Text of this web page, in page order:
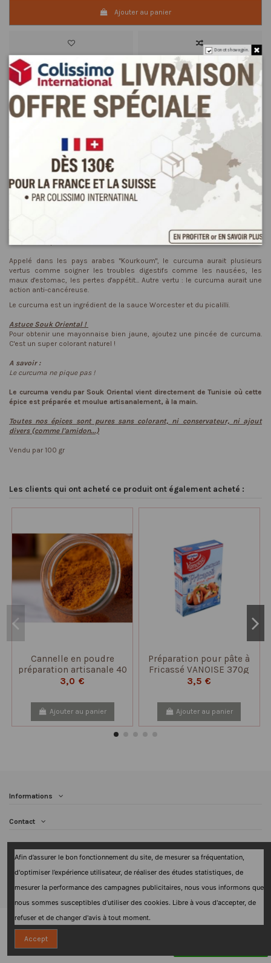
Ajouter au panier
Le curcuma ou curcumin est muscadé et poivré. Il est musqué et doux. Sa
principale caractéristique est son colorant jaune appelé curcumine. C'est
pourquoi il est souvent appelé "Safran Bourbon" ou "Safran des Indes".
Très utilisée dans les sauces ( sauces azaar), ou dans les râgouts, le
Appelé dans les pays arabes "Kourkoum", le curcuma aurait plusieurs
vertus comme soigner les troubles digestifs comme les nausées, les
maux d'estomac, les pertes d'appétit... Autre vertu : le curcuma aurait une
action anti-cancéreuse.
Le curcuma est un ingrédient de la sauce Worcester et du picalilli.
Astuce Souk Oriental !
Pour obtenir une mayonnaise bien jaune, ajoutez une pincée de curcuma.
C'est un super colorant naturel !
A savoir :
Le curcuma ne pique pas !
Le curcuma vendu par Souk Oriental vient directement de Tunisie où cette
épice est préparée et moulue artisanalement, à la main.
Toutes nos épices sont pures sans colorant, ni conservateur, ni ajout
divers (comme l'amidon...)
Vendu par 100 gr
Les clients qui ont acheté ce produit ont également acheté :
Cannelle en poudre
préparation artisanale 40
gr
3,0 €
Ajouter au panier
Préparation pour pâte à
Fricassé VANOISE 370g
3,5 €
Ajouter au panier
Informations
Contact
Follow us
Newsletter
Do not show again.
Afin d’assurer le bon fonctionnement du site, de mesurer sa fréquentation,
d'optimiser l’expérience utilisateur, de réaliser des études statistiques, de
mesurer la performance des campagnes publicitaires, nous vous informons que
nous sommes susceptibles d’utiliser des cookies. Libre à vous d'accepter, de
refuser et de changer d'avis à tout moment.
Accept